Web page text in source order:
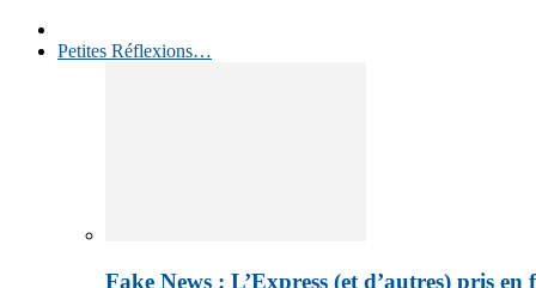
Petites Réflexions…
Fake News : L’Express (et d’autres) pris